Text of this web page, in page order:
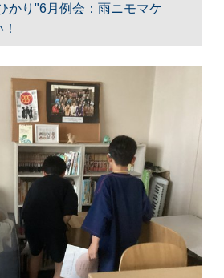
かり"6月例会：雨ニモマケ